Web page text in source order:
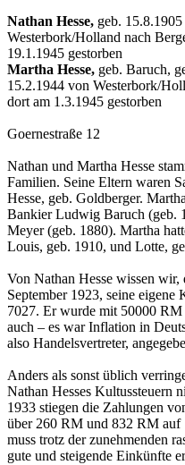
Nathan Hesse, geb.
Westerbork/Holland nach
19.1.1945 gestorben
Martha Hesse, geb. Baruch,
15.2.1944 von Westerbork/
dort am 1.3.1945 gestorben
Goernestraße 12
Nathan und Martha Hesse
Familien. Seine Eltern waren
Hesse, geb. Goldberger.
Bankier Ludwig Baruch (geb.
Meyer (geb. 1880). Martha
Louis, geb. 1910, und Lotte,
Von Nathan Hesse wissen wir,
September 1923, seine eigene
7027. Er wurde mit 50000 RM
auch – es war Inflation in
also Handelsvertreter,
Anders als sonst üblich
Nathan Hesses Kultussteuern
1933 stiegen die Zahlungen
über 260 RM und 832 RM auf
muss trotz der zunehmenden
gute und steigende Einkünfte